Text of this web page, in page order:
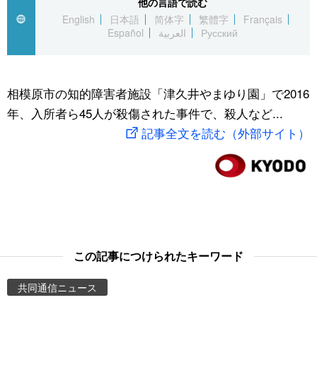
العربية
社会
スポーツ・東京2020
旅と暮らし
Images
文化
科学・技術
暮らし
お知らせ
English
日本語 简体字 繁體字
Français
Español
العربية Русский
相模原市の知的障害者施設「津久井やまゆり園」で2016
年、入所者ら45人が殺傷された事件で、殺人など...
記事全文を読む（外部サイト）
この記事につけられたキーワード
共同通信ニュース